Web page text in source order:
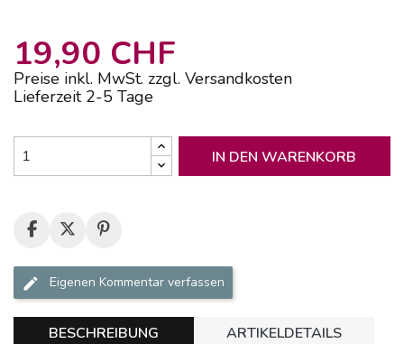
19,90 CHF
Preise inkl. MwSt. zzgl. Versandkosten
Lieferzeit 2-5 Tage
IN DEN WARENKORB
Eigenen Kommentar verfassen
BESCHREIBUNG
ARTIKELDETAILS